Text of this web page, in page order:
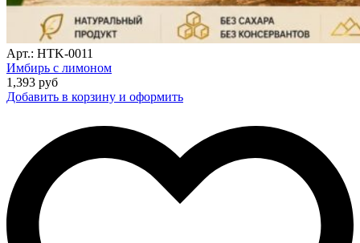
Арт.: HTK-0011
Имбирь с лимоном
1,393 руб
Добавить в корзину и оформить